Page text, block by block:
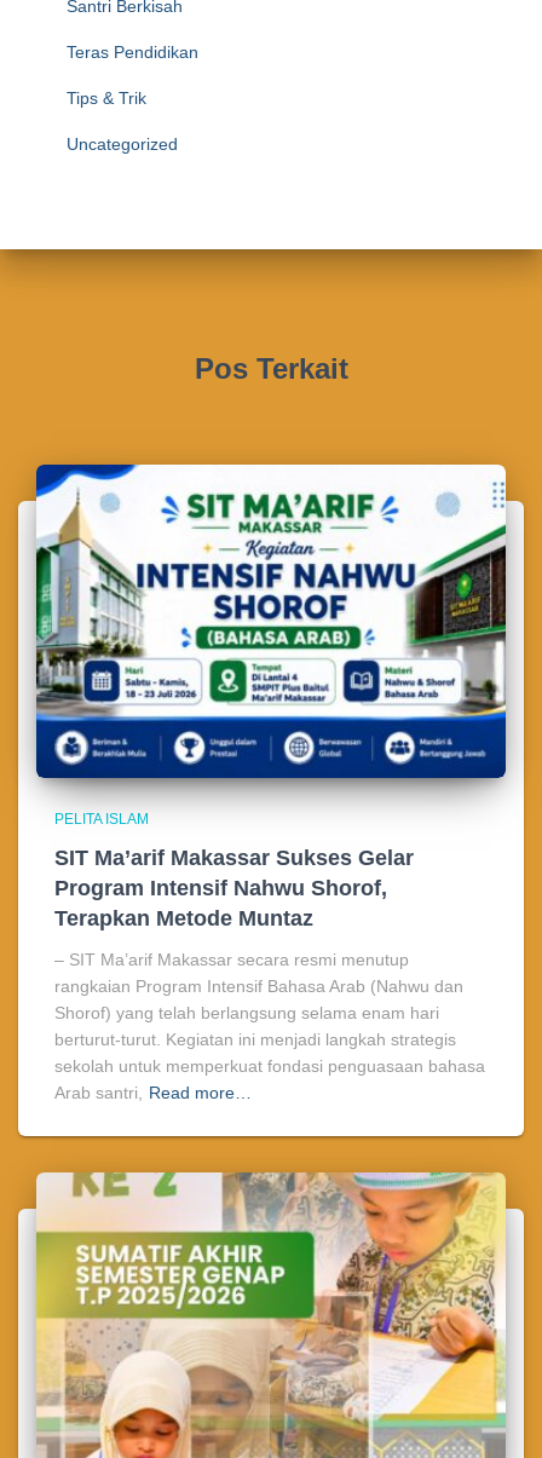
Santri Berkisah
Teras Pendidikan
Tips & Trik
Uncategorized
Pos Terkait
PELITA ISLAM
SIT Ma’arif Makassar Sukses Gelar
Program Intensif Nahwu Shorof,
Terapkan Metode Muntaz
– SIT Ma’arif Makassar secara resmi menutup
rangkaian Program Intensif Bahasa Arab (Nahwu dan
Shorof) yang telah berlangsung selama enam hari
berturut-turut. Kegiatan ini menjadi langkah strategis
sekolah untuk memperkuat fondasi penguasaan bahasa
Arab santri,
Read more…